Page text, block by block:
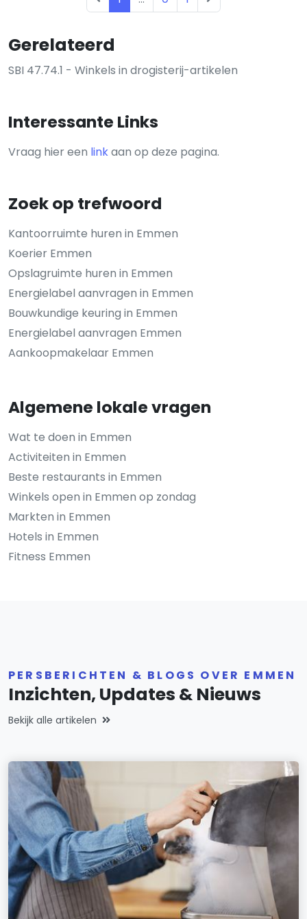
Gerelateerd
SBI 47.74.1 - Winkels in drogisterij-artikelen
Interessante Links
Vraag hier een linkaan op deze pagina.
Zoek op trefwoord
Kantoorruimte huren in Emmen
Koerier Emmen
Opslagruimte huren in Emmen
Energielabel aanvragen in Emmen
Bouwkundige keuring in Emmen
Energielabel aanvragen Emmen
Aankoopmakelaar Emmen
Algemene lokale vragen
Wat te doen in Emmen
Activiteiten in Emmen
Beste restaurants in Emmen
Winkels open in Emmen op zondag
Markten in Emmen
Hotels in Emmen
Fitness Emmen
PERSBERICHTEN & BLOGS OVER EMMEN
Inzichten, Updates & Nieuws
Bekijk alle artikelen